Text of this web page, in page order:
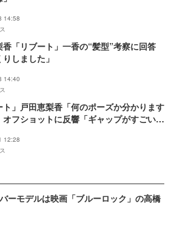
14:58
香「リブート」一香の“髪型”考察に回答
りしました」
14:40
ト」戸田恵梨香「何のポーズか分かります
オフショットに反響「ギャップがすごい」
12:28
ーモデルは映画「ブルーロック」の高橋